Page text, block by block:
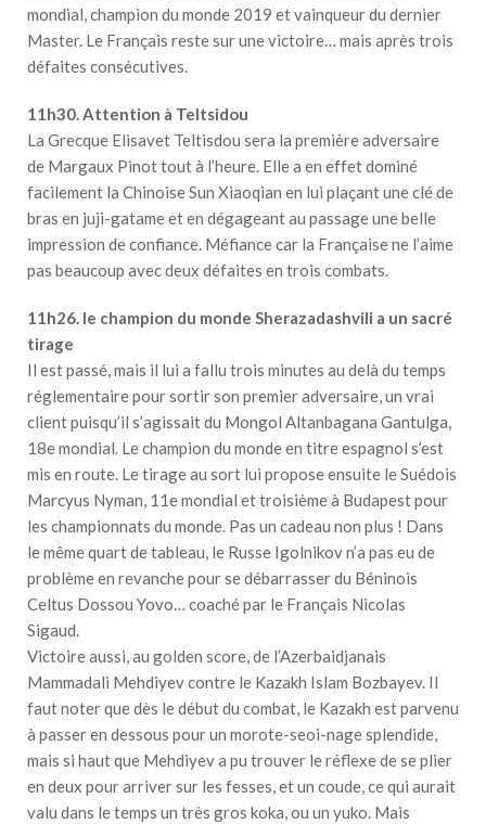
mondial, champion du monde 2019 et vainqueur du dernier
Master. Le Français reste sur une victoire… mais après trois
défaites consécutives.
11h30. Attention à Teltsidou
La Grecque Elisavet Teltisdou sera la première adversaire
de Margaux Pinot tout à l’heure. Elle a en effet dominé
facilement la Chinoise Sun Xiaoqian en lui plaçant une clé de
bras en juji-gatame et en dégageant au passage une belle
impression de confiance. Méfiance car la Française ne l’aime
pas beaucoup avec deux défaites en trois combats.
11h26. le champion du monde Sherazadashvili a un sacré
tirage
Il est passé, mais il lui a fallu trois minutes au delà du temps
réglementaire pour sortir son premier adversaire, un vrai
client puisqu’il s’agissait du Mongol Altanbagana Gantulga,
18e mondial. Le champion du monde en titre espagnol s’est
mis en route. Le tirage au sort lui propose ensuite le Suédois
Marcyus Nyman, 11e mondial et troisième à Budapest pour
les championnats du monde. Pas un cadeau non plus ! Dans
le même quart de tableau, le Russe Igolnikov n’a pas eu de
problème en revanche pour se débarrasser du Béninois
Celtus Dossou Yovo… coaché par le Français Nicolas
Sigaud.
Victoire aussi, au golden score, de l’Azerbaidjanais
Mammadali Mehdiyev contre le Kazakh Islam Bozbayev. Il
faut noter que dès le début du combat, le Kazakh est parvenu
à passer en dessous pour un morote-seoi-nage splendide,
mais si haut que Mehdiyev a pu trouver le réflexe de se plier
en deux pour arriver sur les fesses, et un coude, ce qui aurait
valu dans le temps un très gros koka, ou un yuko. Mais